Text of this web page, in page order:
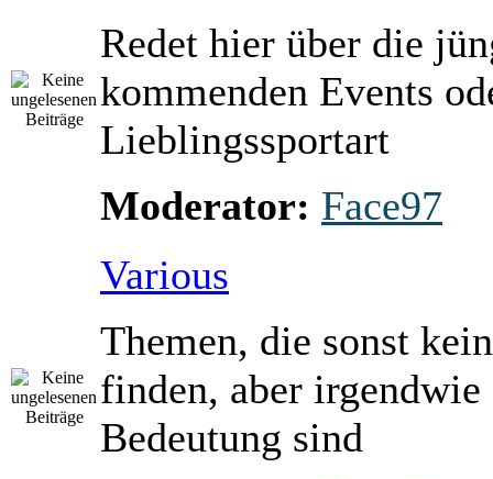
Redet hier über die
kommenden Events
Lieblingssportart
Moderator: Face97
Various
Themen, die sonst
finden, aber irgendwie
Bedeutung sind